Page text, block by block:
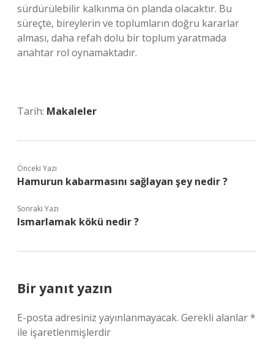
sürdürülebilir kalkınma ön planda olacaktır. Bu
süreçte, bireylerin ve toplumların doğru kararlar
alması, daha refah dolu bir toplum yaratmada
anahtar rol oynamaktadır.
Tarih: Makaleler
Önceki Yazı
Hamurun kabarmasını sağlayan şey nedir ?
Sonraki Yazı
Ismarlamak kökü nedir ?
Bir yanıt yazın
E-posta adresiniz yayınlanmayacak. Gerekli alanlar*
ile işaretlenmişlerdir